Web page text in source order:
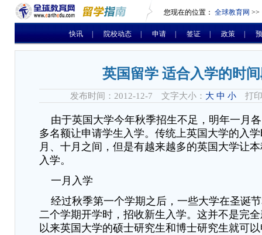
您现在的位置： 全球教育网 >>
快讯 院校动态 申请 签证 政策
英国留学 适合入学的时
发布时间：2012-12-7 文字大小： 大 中 小 打
由于英国大学今年秋季招生不足，明年一月
多名额让申请学生入学。传统上英国大学的入
月、十月之间，但是有越来越多的英国大学让
入学。
一月入学
经过秋季第一个学期之后，一些大学在圣诞
二个学期开学时，招收新生入学。这并不是完
以来英国大学的硕士研究生和博士研究生就可